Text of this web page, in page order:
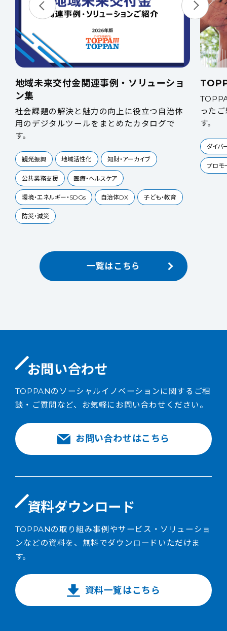
地域未来交付金関連事例・ソリューショ
ン集
社会課題の解決と魅力の向上に役立つ自治体
用のデジタルツールをまとめたカタログで
す。
観光振興 地域活性化 知財・アーカイブ
公共業務支援 医療・ヘルスケア
環境・エネルギー・SDGs 自治体DX 子ども・教育
防災・減災
った
す。
ダイバ
プロモ
一覧はこちら
お問い合わせ
TOPPANのソーシャルイノベーションに関するご相
談・ご質問など、お気軽にお問い合わせください。
お問い合わせはこちら
資料ダウンロード
TOPPANの取り組み事例やサービス・ソリューショ
ンなどの資料を、無料でダウンロードいただけま
す。
資料一覧はこちら